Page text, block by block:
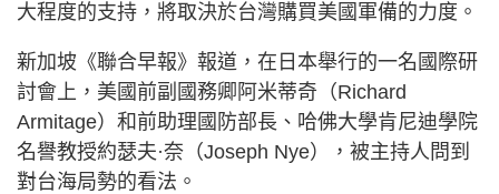
大程度的支持，將取決於台灣購買美國軍備的力度。
新加坡《聯合早報》報道，在日本舉行的一名國際研
討會上，美國前副國務卿阿米蒂奇（Richard
Armitage）和前助理國防部長、哈佛大學肯尼迪學院
名譽教授約瑟夫·奈（Joseph Nye），被主持人問到
對台海局勢的看法。